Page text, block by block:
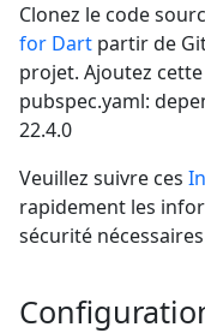
Clonez le code
for Dart partir de
projet. Ajoutez
pubspec.yaml:
22.4.0
Veuillez suivre ces
rapidement les
sécurité